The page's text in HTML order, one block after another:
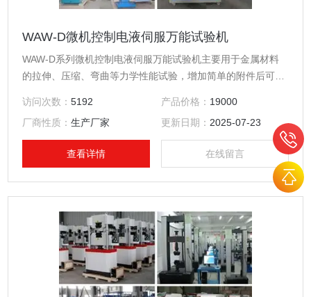
WAW-D微机控制电液伺服万能试验机
WAW-D系列微机控制电液伺服万能试验机主要用于金属材料
的拉伸、压缩、弯曲等力学性能试验，增加简单的附件后可对
访问次数：5192 产品价格： 19000
厂商性质：生产厂家 更新日期： 2025-07-23
查看详情 在线留言